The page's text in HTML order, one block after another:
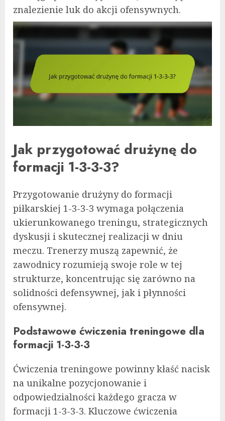
znalezienie luk do akcji ofensywnych.
Jak przygotować drużynę do
formacji 1-3-3-3?
Przygotowanie drużyny do formacji
piłkarskiej 1-3-3-3 wymaga połączenia
ukierunkowanego treningu, strategicznych
dyskusji i skutecznej realizacji w dniu
meczu. Trenerzy muszą zapewnić, że
zawodnicy rozumieją swoje role w tej
strukturze, koncentrując się zarówno na
solidności defensywnej, jak i płynności
ofensywnej.
Podstawowe ćwiczenia treningowe dla
formacji 1-3-3-3
Ćwiczenia treningowe powinny kłaść nacisk
na unikalne pozycjonowanie i
odpowiedzialności każdego gracza w
formacji 1-3-3-3. Kluczowe ćwiczenia